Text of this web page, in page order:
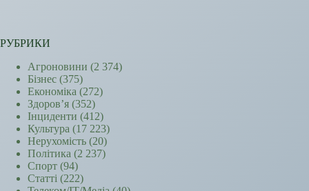
РУБРИКИ
Агроновини (2 374)
Бізнес (375)
Економіка (272)
Здоров’я (352)
Інциденти (412)
Культура (17 223)
Нерухомість (20)
Політика (2 237)
Спорт (94)
Статті (222)